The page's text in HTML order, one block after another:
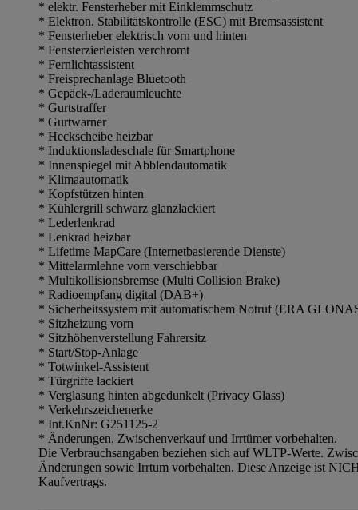
* elektr. Fensterheber mit Einklemmschutz
* Elektron. Stabilitätskontrolle (ESC) mit Bremsassistent
* Fensterheber elektrisch vorn und hinten
* Fensterzierleisten verchromt
* Fernlichtassistent
* Freisprechanlage Bluetooth
* Gepäck-/Laderaumleuchte
* Gurtstraffer
* Gurtwarner
* Heckscheibe heizbar
* Induktionsladeschale für Smartphone
* Innenspiegel mit Abblendautomatik
* Klimaautomatik
* Kopfstützen hinten
* Kühlergrill schwarz glanzlackiert
* Lederlenkrad
* Lenkrad heizbar
* Lifetime MapCare (Internetbasierende Dienste)
* Mittelarmlehne vorn verschiebbar
* Multikollisionsbremse (Multi Collision Brake)
* Radioempfang digital (DAB+)
* Sicherheitssystem mit automatischem Notruf (ERA
* Sitzheizung vorn
* Sitzhöhenverstellung Fahrersitz
* Start/Stop-Anlage
* Totwinkel-Assistent
* Türgriffe lackiert
* Verglasung hinten abgedunkelt (Privacy Glass)
* Verkehrszeichenerke
* Int.KnNr: G251125-2
* Änderungen, Zwischenverkauf und Irrtümer vorbehalten.
Die Verbrauchsangaben beziehen sich auf WLTP-Werte.
Änderungen sowie Irrtum vorbehalten. Diese Anzeige ist
Kaufvertrags.